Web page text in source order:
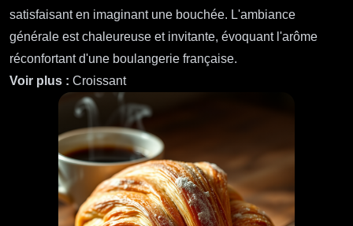
satisfaisant en imaginant une bouchée. L'ambiance
générale est chaleureuse et invitante, évoquant l'arôme
réconfortant d'une boulangerie française.
Voir plus : Croissant